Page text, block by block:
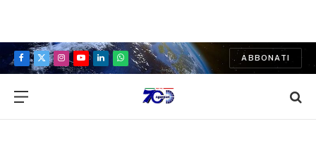
Facebook
X
Instagram
YouTubeLinkedInWhatsApp
ABBONATI